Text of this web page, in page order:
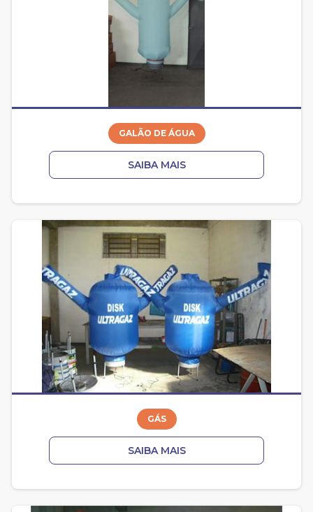
GALÃO DE ÁGUA
SAIBA MAIS
GÁS
SAIBA MAIS